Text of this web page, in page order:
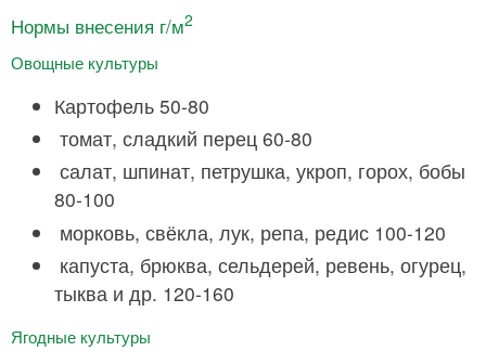
Нормы внесения г/м2
Овощные культуры
Картофель 50-80
томат, сладкий перец 60-80
салат, шпинат, петрушка, укроп, горох, бобы
80-100
морковь, свёкла, лук, репа, редис 100-120
капуста, брюква, сельдерей, ревень, огурец,
тыква и др. 120-160
Ягодные культуры